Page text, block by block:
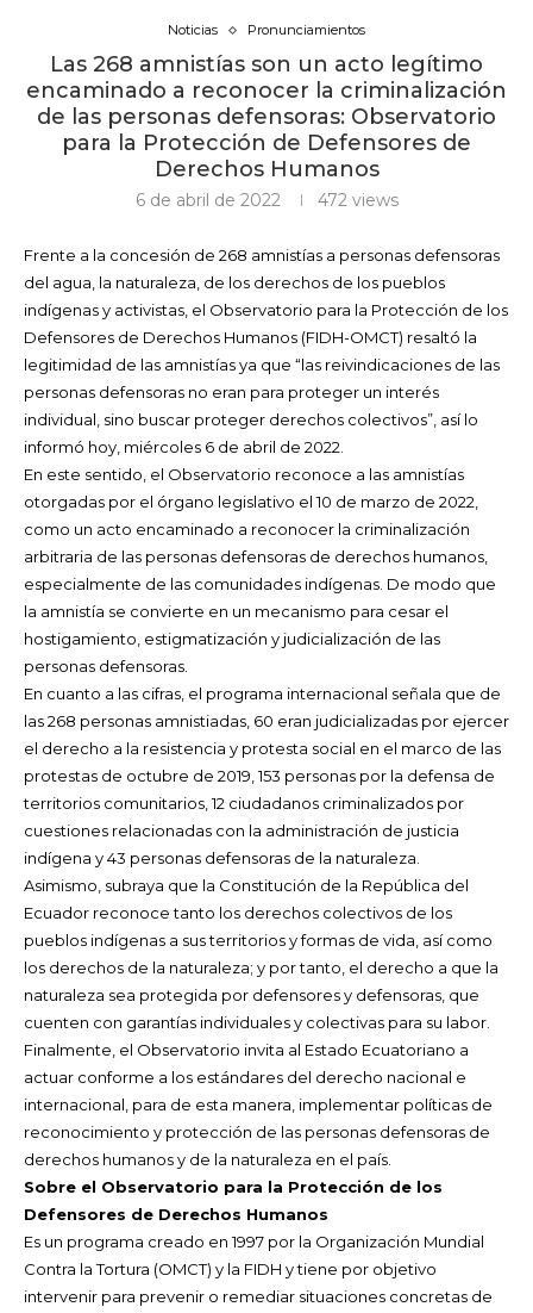
Noticias Pronunciamientos
Las 268 amnistías son un acto legítimo
encaminado a reconocer la criminalización
de las personas defensoras: Observatorio
para la Protección de Defensores de
Derechos Humanos
6 de abril de 2022 472views
Frente a la concesión de 268 amnistías a personas defensoras
del agua, la naturaleza, de los derechos de los pueblos
indígenas y activistas, el Observatorio para la Protección de los
Defensores de Derechos Humanos (FIDH-OMCT) resaltó la
legitimidad de las amnistías ya que “las reivindicaciones de las
personas defensoras no eran para proteger un interés
individual, sino buscar proteger derechos colectivos”, así lo
informó hoy, miércoles 6 de abril de 2022.
En este sentido, el Observatorio reconoce a las amnistías
otorgadas por el órgano legislativo el 10 de marzo de 2022,
como un acto encaminado a reconocer la criminalización
arbitraria de las personas defensoras de derechos humanos,
especialmente de las comunidades indígenas. De modo que
la amnistía se convierte en un mecanismo para cesar el
hostigamiento, estigmatización y judicialización de las
personas defensoras.
En cuanto a las cifras, el programa internacional señala que de
las 268 personas amnistiadas, 60 eran judicializadas por ejercer
el derecho a la resistencia y protesta social en el marco de las
protestas de octubre de 2019, 153 personas por la defensa de
territorios comunitarios, 12 ciudadanos criminalizados por
cuestiones relacionadas con la administración de justicia
indígena y 43 personas defensoras de la naturaleza.
Asimismo, subraya que la Constitución de la República del
Ecuador reconoce tanto los derechos colectivos de los
pueblos indígenas a sus territorios y formas de vida, así como
los derechos de la naturaleza; y por tanto, el derecho a que la
naturaleza sea protegida por defensores y defensoras, que
cuenten con garantías individuales y colectivas para su labor.
Finalmente, el Observatorio invita al Estado Ecuatoriano a
actuar conforme a los estándares del derecho nacional e
internacional, para de esta manera, implementar políticas de
reconocimiento y protección de las personas defensoras de
derechos humanos y de la naturaleza en el país.
Sobre el Observatorio para la Protección de los
Defensores de Derechos Humanos
Es un programa creado en 1997 por la Organización Mundial
Contra la Tortura (OMCT) y la FIDH y tiene por objetivo
intervenir para prevenir o remediar situaciones concretas de